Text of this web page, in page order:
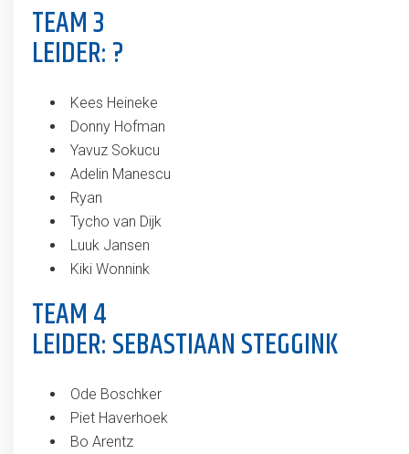
TEAM 3
LEIDER: ?
Kees Heineke
Donny Hofman
Yavuz Sokucu
Adelin Manescu
Ryan
Tycho van Dijk
Luuk Jansen
Kiki Wonnink
TEAM 4
LEIDER: SEBASTIAAN STEGGINK
Ode Boschker
Piet Haverhoek
Bo Arentz